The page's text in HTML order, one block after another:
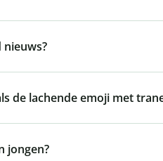
de lachende emoji met
jongen?